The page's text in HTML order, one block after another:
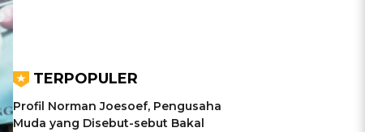
TERPOPULER
Profil Norman Joesoef, Pengusaha
Muda yang Disebut-sebut Bakal